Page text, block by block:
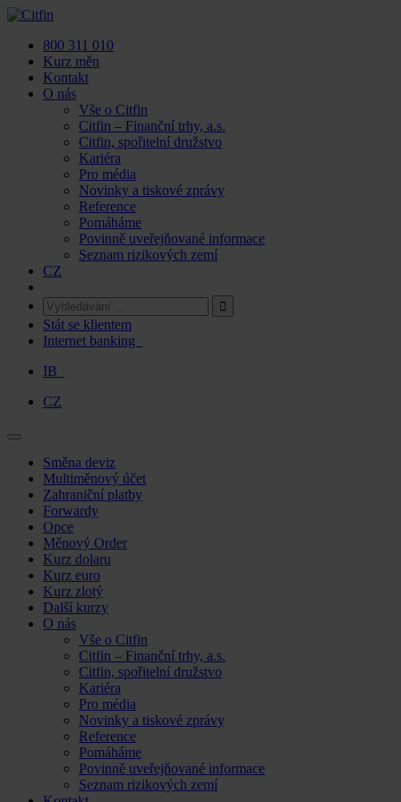
Skip
content800 311 010
Kurz měn
Kontakt
O nás
Vše o Citfin
Citfin – Finanční trhy, a.s.
Citfin, spořitelní družstvo
Kariéra
Pro média
Novinky a tiskové zprávy
Reference
Pomáháme
Povinně uveřejňované informace
Seznam rizikových zemí
CZ
Stát se klientem
Internet banking
IB
CZ
Skip
content
Směna deviz
Multiměnový účet
Zahraniční platby
Forwardy
Opce
Měnový Order
Kurz dolaru
Kurz euro
Kurz zlotý
Další kurzy
O nás
Vše o Citfin
Citfin – Finanční trhy, a.s.
Citfin, spořitelní družstvo
Kariéra
Pro média
Novinky a tiskové zprávy
Reference
Pomáháme
Povinně uveřejňované informace
Seznam rizikových zemí